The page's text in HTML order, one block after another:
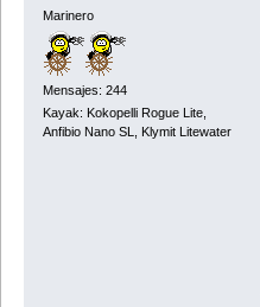
Marinero
Mensajes: 244
Kayak: Kokopelli Rogue Lite,
Anfibio Nano SL, Klymit Litewater